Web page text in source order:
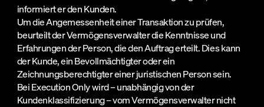
informiert er den Kunden.
Um die Angemessenheit einer Transaktion zu prüfen,
beurteilt der Vermögensverwalter die Kenntnisse und
Erfahrungen der Person, die den Auftrag erteilt. Dies kann
der Kunde, ein Bevollmächtigter oder ein
Zeichnungsberechtigter einer juristischen Person sein.
Bei Execution Only wird – unabhängig von der
Kundenklassifizierung – vom Vermögensverwalter nicht